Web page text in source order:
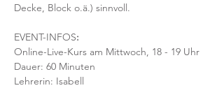
Decke, Block o.ä.) sinnvoll.
EVENT-INFOS:
Online-Live-Kurs am Mittwoch, 18 - 19 Uhr
Dauer: 60 Minuten
Lehrerin: Isabell